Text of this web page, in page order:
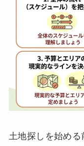
土地探しを始め